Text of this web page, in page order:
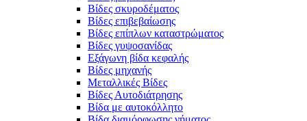
Βίδες σκυροδέματος
Βίδες επιβεβαίωσης
Βίδες επίπλων καταστρώματος
Βίδες γυψοσανίδας
Εξάγωνη βίδα κεφαλής
Βίδες μηχανής
Μεταλλικές Βίδες
Βίδες Αυτοδιάτρησης
Βίδα με αυτοκόλλητο